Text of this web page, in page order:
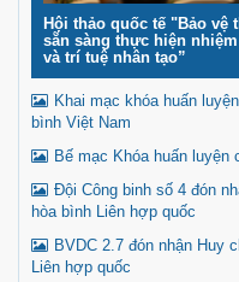
Hội thảo quốc tế "Bảo
sẵn sàng thực hiện
và trí tuệ nhân tạo”
Khai mạc khóa huấn
bình Việt Nam
Bế mạc Khóa huấn luyện
Đội Công binh số 4 đón
hòa bình Liên hợp quốc
BVDC 2.7 đón nhận Huy
Liên hợp quốc